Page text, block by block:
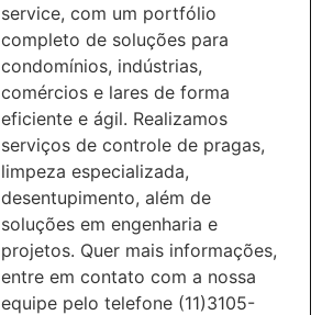
service, com um portfólio
completo de soluções para
condomínios, indústrias,
comércios e lares de forma
eficiente e ágil. Realizamos
serviços de controle de pragas,
limpeza especializada,
desentupimento, além de
soluções em engenharia e
projetos. Quer mais informações,
entre em contato com a nossa
equipe pelo telefone (11)3105-